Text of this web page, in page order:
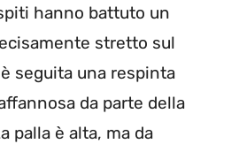
hanno battuto un
stretto sul
seguita una respinta
da parte della
palla è alta, ma da